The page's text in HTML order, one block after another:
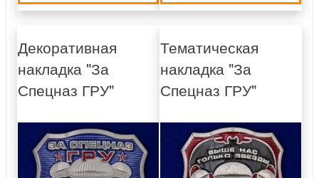
Декоративная
накладка "За
Спецназ ГРУ"
Тематическая
накладка "За
Спецназ ГРУ"